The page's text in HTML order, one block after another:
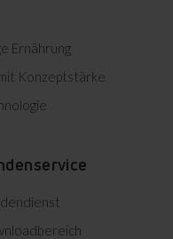
E
Ernährung
Konzeptstärke